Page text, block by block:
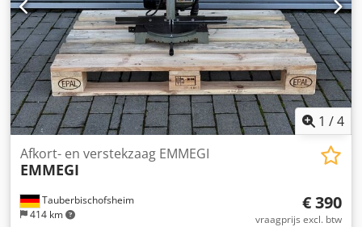
2022
1 /4
Tauberbischofsheim
414 km
Afkort- en verstekzaag EMMEGI
EMMEGI
€ 390
vraagprijs excl. btw